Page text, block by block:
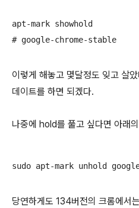
apt-mark showhold
# google-chrome-stable
이렇게 해놓고 몇달정도 잊고 살
데이트를 하면 되겠다.
나중에 hold를 풀고 싶다면 아래
sudo apt-mark unhold
당연하게도 134버전의 크롬에서